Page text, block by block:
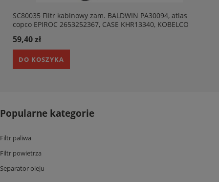
SC80035 Filtr kabinowy zam. BALDWIN PA30094, atlas
copco EPIROC 2653252367, CASE KHR13340, KOBELCO
59,40 zł
DO KOSZYKA
Popularne kategorie
Filtr paliwa
Filtr powietrza
Separator oleju